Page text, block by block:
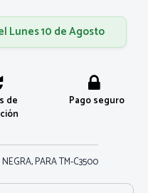
Lunes 10 de Agosto
de
Pago seguro
PARA TM-C3500